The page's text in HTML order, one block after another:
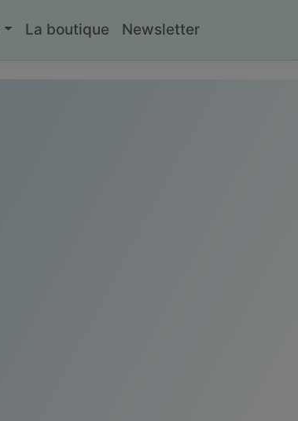
La boutique Newsletter